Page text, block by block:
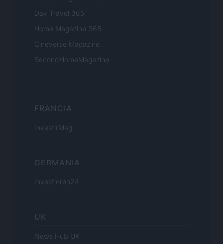
Day Travel 365
Home Magazine 365
Cineverse Magazine
SecondHomeMagazine
FRANCIA
InvestirMag
GERMANIA
Investieren24
UK
News Hub UK